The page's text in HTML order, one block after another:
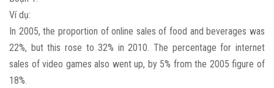
Ví dụ:
In 2005, the proportion of online sales of food and beverages was
22%, but this rose to 32% in 2010. The percentage for internet
sales of video games also went up, by 5% from the 2005 figure of
18%.